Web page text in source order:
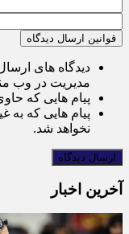
قوانین ارسال دیدگاه
دیدگاه های
مدیریت در وب
پیام هایی که
پیام هایی که به
نخواهد شد.
آخرین اخبار